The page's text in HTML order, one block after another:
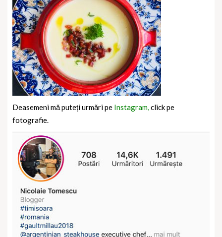
Deasemeni mă puteți urmări pe Instagram,click pe
fotografie.